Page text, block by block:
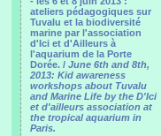
ateliers pédagogiques sur
Tuvalu et la biodiversité
marine par l'association
d'Ici et d'Ailleurs à
l'aquarium de la Porte
Dorée. / June 6th and 8th,
2013: Kid awareness
workshops about Tuvalu
and Marine Life by the D'Ici
et d'ailleurs association at
the tropical aquarium in
Paris.